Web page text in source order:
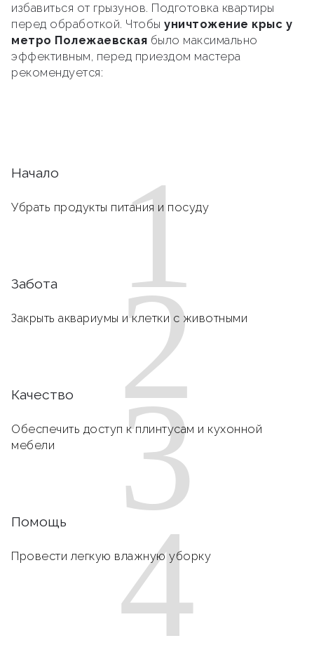
избавиться от грызунов. Подготовка квартиры
перед обработкой. Чтобы уничтожение крыс у
метро Полежаевская было максимально
эффективным, перед приездом мастера
рекомендуется:
1
Начало
Убрать продукты питания и посуду
2
Забота
Закрыть аквариумы и клетки с животными
3
Качество
Обеспечить доступ к плинтусам и кухонной
мебели
4
Помощь
Провести легкую влажную уборку